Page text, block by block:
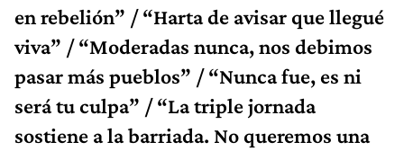
en rebelión” / “Harta de avisar que llegué
viva” / “Moderadas nunca, nos debimos
pasar más pueblos” / “Nunca fue, es ni
será tu culpa” / “La triple jornada
sostiene a la barriada. No queremos una